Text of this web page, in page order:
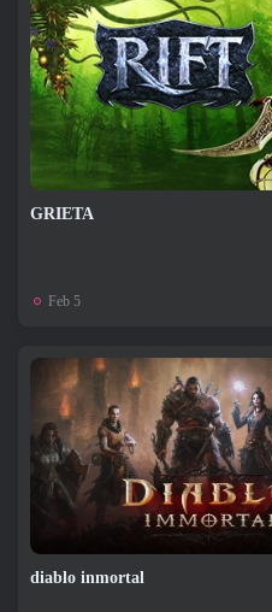
GRIETA
Feb 5
diablo inmortal